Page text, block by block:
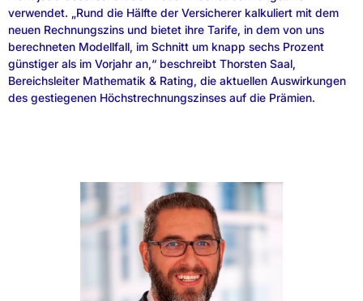
verwendet. „Rund die Hälfte der Versicherer kalkuliert mit dem
neuen Rechnungszins und bietet ihre Tarife, in dem von uns
berechneten Modellfall, im Schnitt um knapp sechs Prozent
günstiger als im Vorjahr an,“ beschreibt Thorsten Saal,
Bereichsleiter Mathematik & Rating, die aktuellen Auswirkungen
des gestiegenen Höchstrechnungszinses auf die Prämien.